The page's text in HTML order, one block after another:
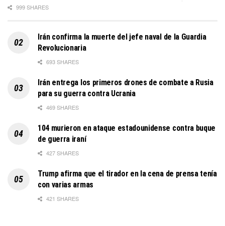
999 SHARES
Irán confirma la muerte del jefe naval de la Guardia
Revolucionaria
693 SHARES
Irán entrega los primeros drones de combate a Rusia
para su guerra contra Ucrania
469 SHARES
104 murieron en ataque estadounidense contra buque
de guerra iraní
427 SHARES
Trump afirma que el tirador en la cena de prensa tenía
con varias armas
421 SHARES